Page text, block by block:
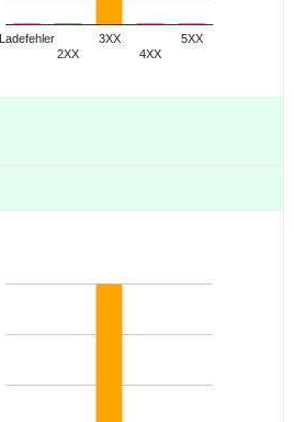
Ladefehler
2XX
3XX
4XX
5XX